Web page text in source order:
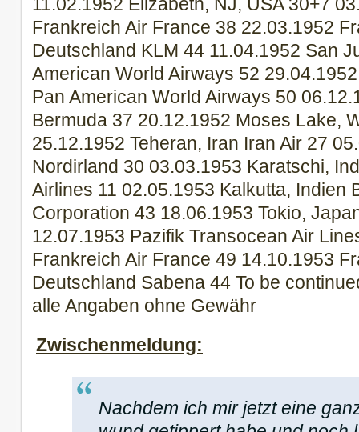
Frankreich Air France 38 22.03.1952
Deutschland KLM 44 11.04.1952 San
American World Airways 52
Pan American World Airways 50
Bermuda 37 20.12.1952 Moses Lake,
25.12.1952 Teheran, Iran Iran Air 27
Nordirland 30 03.03.1953 Karatschi,
Airlines 11 02.05.1953 Kalkutta, Indien
Corporation 43 18.06.1953 Tokio,
12.07.1953 Pazifik Transocean Air
Frankreich Air France 49 14.10.1953
Deutschland Sabena 44 To be
alle Angaben ohne Gewähr
Zwischenmeldung:
Nachdem ich mir jetzt eine